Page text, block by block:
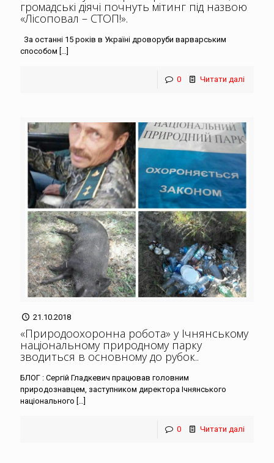
громадські діячі почнуть мітинг під назвою
«Лісоповал – СТОП!».
За останні 15 років в Україні дроворуби варварським
способом […]
0 Читати далі
21.10.2018
«Природоохоронна робота» у Ічнянському
національному природному парку
зводиться в основному до рубок..
БЛОГ : Сергій Гладкевич працював головним
природознавцем, заступником директора Ічнянського
національного […]
0 Читати далі